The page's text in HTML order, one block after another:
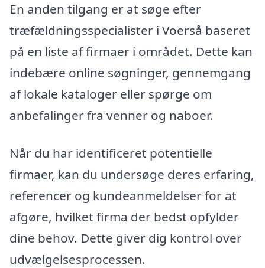
En anden tilgang er at søge efter
træfældningsspecialister i Voerså baseret
på en liste af firmaer i området. Dette kan
indebære online søgninger, gennemgang
af lokale kataloger eller spørge om
anbefalinger fra venner og naboer.
Når du har identificeret potentielle
firmaer, kan du undersøge deres erfaring,
referencer og kundeanmeldelser for at
afgøre, hvilket firma der bedst opfylder
dine behov. Dette giver dig kontrol over
udvælgelsesprocessen.